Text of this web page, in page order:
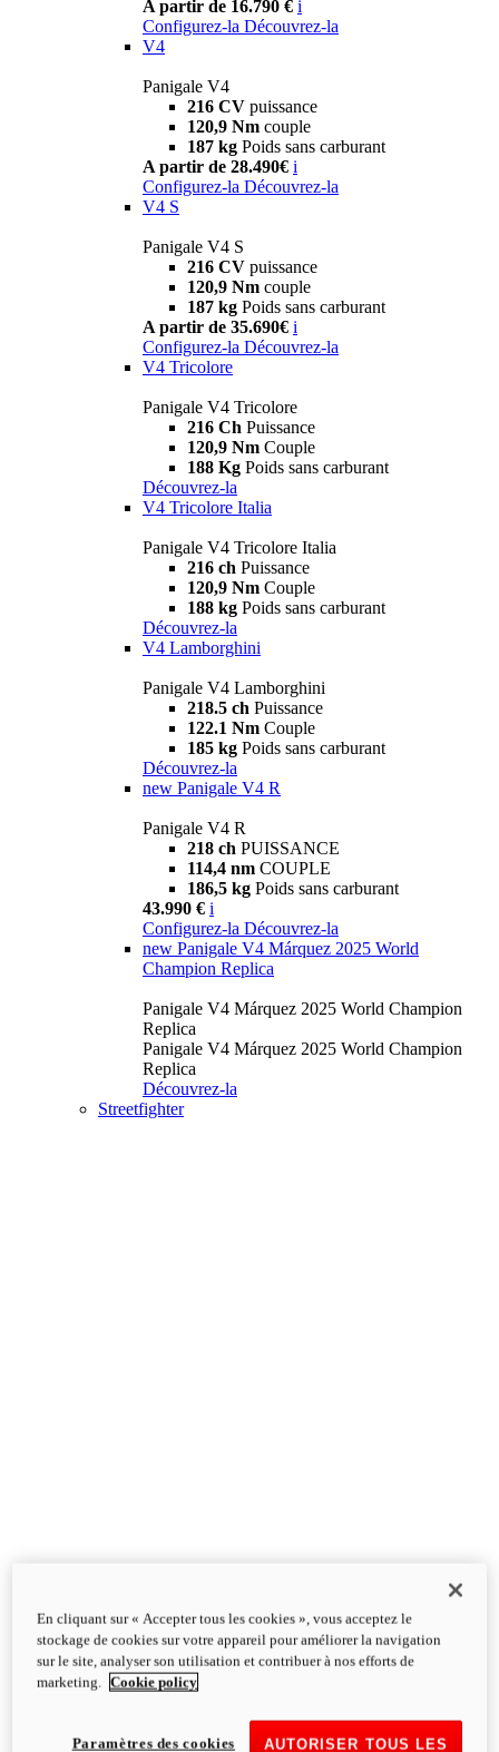
A partir de 16.790 € i
Configurez-la Découvrez-la
V4
Panigale V4
216 CV puissance
120,9 Nm couple
187 kg Poids sans carburant
A partir de 28.490€ i
Configurez-la Découvrez-la
V4 S
Panigale V4 S
216 CV puissance
120,9 Nm couple
187 kg Poids sans carburant
A partir de 35.690€ i
Configurez-la Découvrez-la
V4 Tricolore
Panigale V4 Tricolore
216 Ch Puissance
120,9 Nm Couple
188 Kg Poids sans carburant
Découvrez-la
V4 Tricolore Italia
Panigale V4 Tricolore Italia
216 ch Puissance
120,9 Nm Couple
188 kg Poids sans carburant
Découvrez-la
V4 Lamborghini
Panigale V4 Lamborghini
218.5 ch Puissance
122.1 Nm Couple
185 kg Poids sans carburant
Découvrez-la
new Panigale V4 R
Panigale V4 R
218 ch PUISSANCE
114,4 nm COUPLE
186,5 kg Poids sans carburant
43.990 € i
Configurez-la Découvrez-la
new Panigale V4 Márquez 2025 World
Champion Replica
Panigale V4 Márquez 2025 World Champion
Replica
Panigale V4 Márquez 2025 World Champion
Replica
Découvrez-la
Streetfighter
En cliquant sur « Accepter tous les cookies », vous acceptez le
stockage de cookies sur votre appareil pour améliorer la navigation
sur le site, analyser son utilisation et contribuer à nos efforts de
marketing.
Cookie policy
AUTORISER TOUS LES
Paramètres des cookies